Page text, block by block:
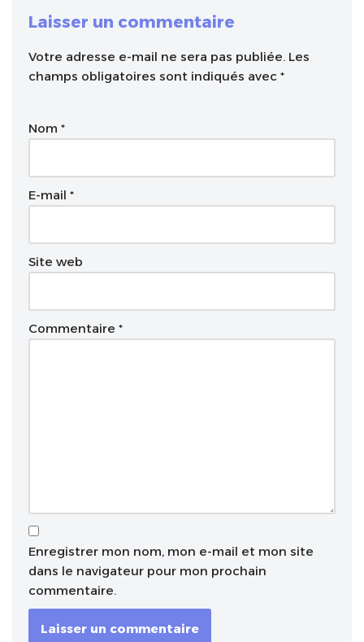
Laisser un commentaire
Votre adresse e-mail ne sera pas publiée. Les
champs obligatoires sont indiqués avec *
Nom *
E-mail *
Site web
Commentaire *
Enregistrer mon nom, mon e-mail et mon site
dans le navigateur pour mon prochain
commentaire.
A
l
r
a
t
: